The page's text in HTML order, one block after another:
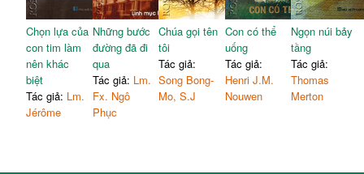
Chọn lựa của
con tim làm
nên khác
biệt
Tác giả: Lm.
Jérôme
Những bước
đường đã đi
qua
Tác giả: Lm.
Fx. Ngô
Phục
Chúa gọi tên
tôi
Tác giả:
Song Bong-
Mo, S.J
Con có thể
uống
Tác giả:
Henri J.M.
Nouwen
Ngọn núi bảy
tầng
Tác giả:
Thomas
Merton